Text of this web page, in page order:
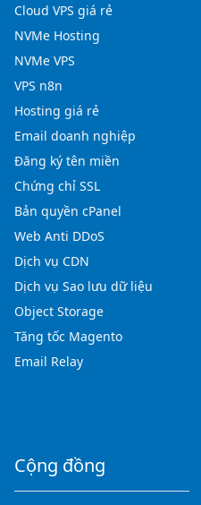
Cloud VPS giá rẻ
NVMe Hosting
NVMe VPS
VPS n8n
Hosting giá rẻ
Email doanh nghiệp
Đăng ký tên miền
Chứng chỉ SSL
Bản quyền cPanel
Web Anti DDoS
Dịch vụ CDN
Dịch vụ Sao lưu dữ liệu
Object Storage
Tăng tốc Magento
Email Relay
Cộng đồng